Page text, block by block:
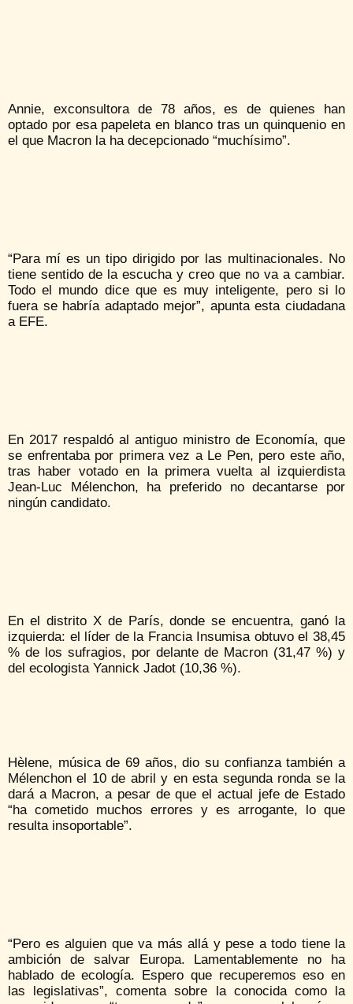
Annie, exconsultora de 78 años, es de quienes han
optado por esa papeleta en blanco tras un quinquenio en
el que Macron la ha decepcionado “muchísimo”.
“Para mí es un tipo dirigido por las multinacionales. No
tiene sentido de la escucha y creo que no va a cambiar.
Todo el mundo dice que es muy inteligente, pero si lo
fuera se habría adaptado mejor”, apunta esta ciudadana
a EFE.
En 2017 respaldó al antiguo ministro de Economía, que
se enfrentaba por primera vez a Le Pen, pero este año,
tras haber votado en la primera vuelta al izquierdista
Jean-Luc Mélenchon, ha preferido no decantarse por
ningún candidato.
En el distrito X de París, donde se encuentra, ganó la
izquierda: el líder de la Francia Insumisa obtuvo el 38,45
% de los sufragios, por delante de Macron (31,47 %) y
del ecologista Yannick Jadot (10,36 %).
Hèlene, música de 69 años, dio su confianza también a
Mélenchon el 10 de abril y en esta segunda ronda se la
dará a Macron, a pesar de que el actual jefe de Estado
“ha cometido muchos errores y es arrogante, lo que
resulta insoportable”.
“Pero es alguien que va más allá y pese a todo tiene la
ambición de salvar Europa. Lamentablemente no ha
hablado de ecología. Espero que recuperemos eso en
las legislativas”, comenta sobre la conocida como la